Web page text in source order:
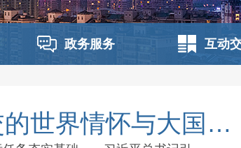
政务服务 互动
世界情怀与大国…